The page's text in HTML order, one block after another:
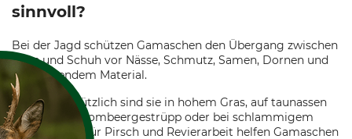
sinnvoll?
Bei der Jagd schützen Gamaschen den Übergang zwischen
Hose und Schuh vor Nässe, Schmutz, Samen, Dornen und
eindringendem Material.
Besonders nützlich sind sie in hohem Gras, auf taunassen
Wegen, im Brombeergestrüpp oder bei schlammigem
Untergrund. Für Pirsch und Revierarbeit helfen Gamaschen